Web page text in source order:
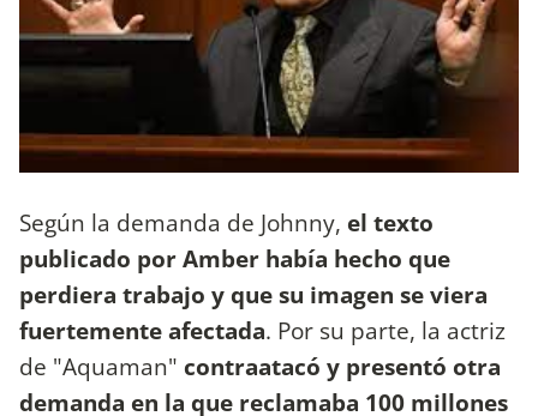
Según la demanda de Johnny, el texto
publicado por Amber había hecho que
perdiera trabajo y que su imagen se viera
fuertemente afectada. Por su parte, la actriz
de "Aquaman" contraatacó y presentó otra
demanda en la que reclamaba 100 millones